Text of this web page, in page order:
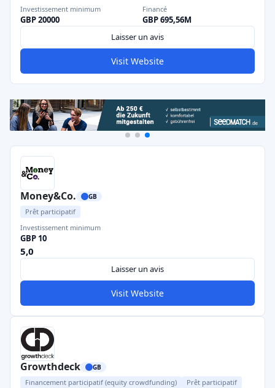
Investissement minimum
GBP 20000
Financé
GBP 695,56M
Laisser un avis
Visit Website
Money&Co. GB
Prêt participatif
Investissement minimum
GBP 10
5,0
Laisser un avis
Visit Website
Growthdeck GB
Financement participatif (equity crowdfunding) Prêt participatif